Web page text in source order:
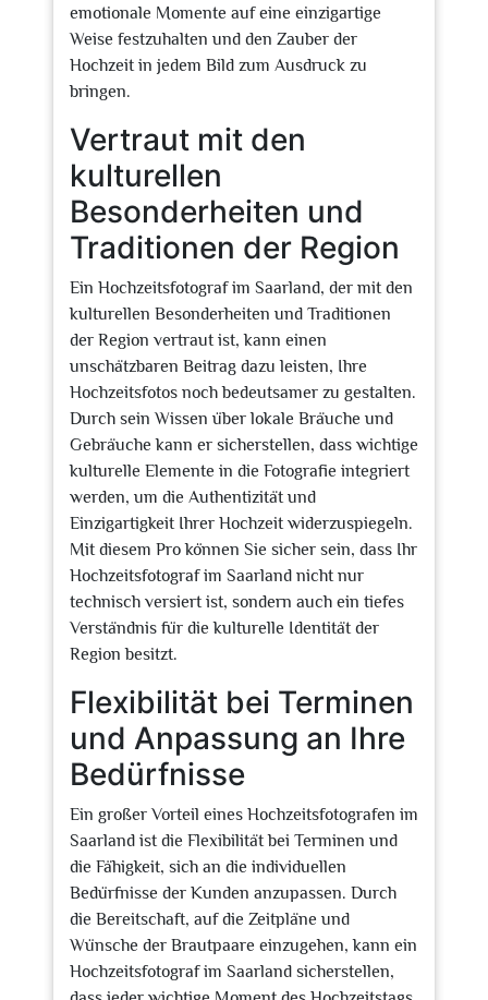
emotionale Momente auf eine einzigartige
Weise festzuhalten und den Zauber der
Hochzeit in jedem Bild zum Ausdruck zu
bringen.
Vertraut mit den
kulturellen
Besonderheiten und
Traditionen der Region
Ein Hochzeitsfotograf im Saarland, der mit den
kulturellen Besonderheiten und Traditionen
der Region vertraut ist, kann einen
unschätzbaren Beitrag dazu leisten, Ihre
Hochzeitsfotos noch bedeutsamer zu gestalten.
Durch sein Wissen über lokale Bräuche und
Gebräuche kann er sicherstellen, dass wichtige
kulturelle Elemente in die Fotografie integriert
werden, um die Authentizität und
Einzigartigkeit Ihrer Hochzeit widerzuspiegeln.
Mit diesem Pro können Sie sicher sein, dass Ihr
Hochzeitsfotograf im Saarland nicht nur
technisch versiert ist, sondern auch ein tiefes
Verständnis für die kulturelle Identität der
Region besitzt.
Flexibilität bei Terminen
und Anpassung an Ihre
Bedürfnisse
Ein großer Vorteil eines Hochzeitsfotografen im
Saarland ist die Flexibilität bei Terminen und
die Fähigkeit, sich an die individuellen
Bedürfnisse der Kunden anzupassen. Durch
die Bereitschaft, auf die Zeitpläne und
Wünsche der Brautpaare einzugehen, kann ein
Hochzeitsfotograf im Saarland sicherstellen,